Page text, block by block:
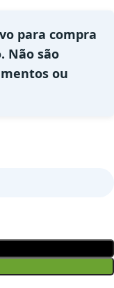
para compra
Não são
ou